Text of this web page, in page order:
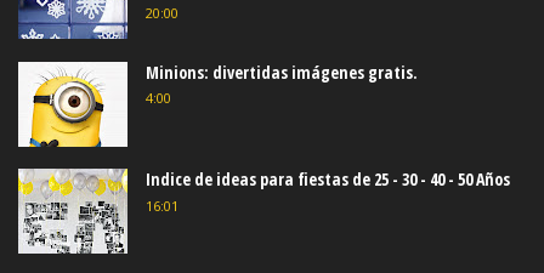
20:00
Minions: divertidas imágenes gratis.
4:00
Indice de ideas para fiestas de 25 - 30 - 40 - 50 Años
16:01